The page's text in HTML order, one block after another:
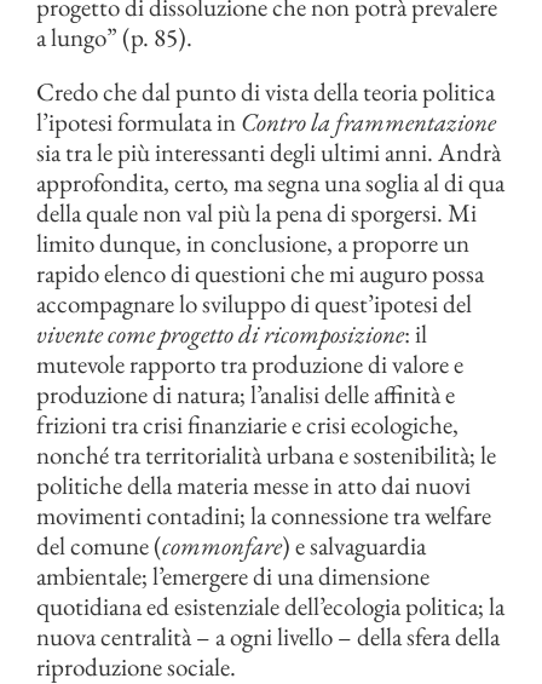
a lungo” (p. 85).
Credo che dal punto di vista della teoria politica
l’ipotesi formulata inContro la frammentazione
sia tra le più interessanti degli ultimi anni. Andrà
approfondita, certo, ma segna una soglia al di qua
della quale non val più la pena di sporgersi. Mi
limito dunque, in conclusione, a proporre un
rapido elenco di questioni che mi auguro possa
accompagnare lo sviluppo di quest’ipotesi del
vivente come progetto di ricomposizione: il
mutevole rapporto tra produzione di valore e
produzione di natura; l’analisi delle affinità e
frizioni tra crisi finanziarie e crisi ecologiche,
nonché tra territorialità urbana e sostenibilità; le
politiche della materia messe in atto dai nuovi
movimenti contadini; la connessione tra welfare
del comune (commonfare) e salvaguardia
ambientale; l’emergere di una dimensione
quotidiana ed esistenziale dell’ecologia politica; la
nuova centralità – a ogni livello – della sfera della
riproduzione sociale.